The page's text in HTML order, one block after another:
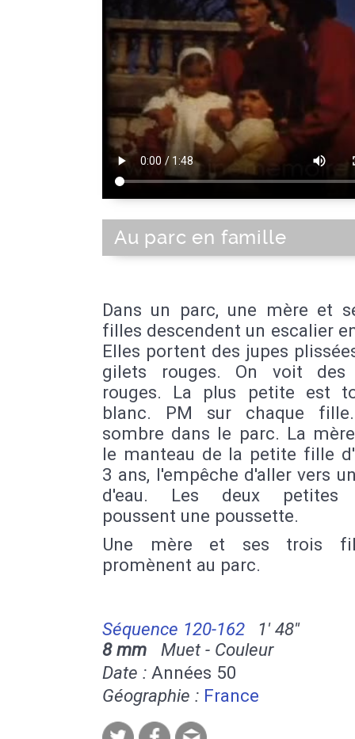
Au parc en famille
Dans un parc, une mère et
filles descendent un escalier
Elles portent des jupes
gilets rouges. On voit des
rouges. La plus petite est
blanc. PM sur chaque fille.
sombre dans le parc. La
le manteau de la petite fille
3 ans, l'empêche d'aller vers
d'eau. Les deux petites
poussent une poussette.
Une mère et ses trois
promènent au parc.
Séquence 120-162
1' 48''
8 mm Muet - Couleur
Date : Années 50
Géographie : France